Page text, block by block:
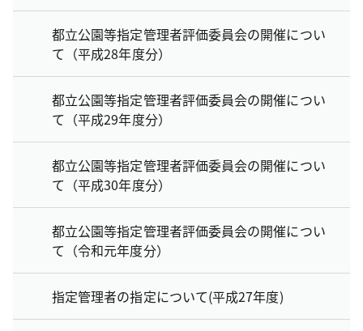
都立公園等指定管理者評価委員会の開催につい
て（平成28年度分）
都立公園等指定管理者評価委員会の開催につい
て（平成29年度分）
都立公園等指定管理者評価委員会の開催につい
て（平成30年度分）
都立公園等指定管理者評価委員会の開催につい
て（令和元年度分）
指定管理者の指定について(平成27年度)